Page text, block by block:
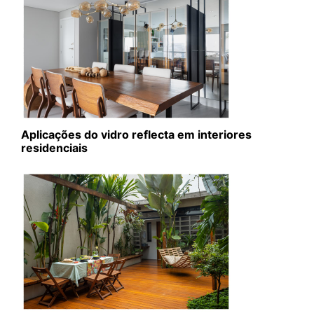
Aplicações do vidro reflecta em interiores
residenciais